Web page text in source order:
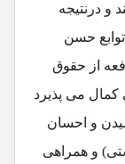
و درنتیجه
حسن
از حقوق
کمال می پذیرد
و احسان
و همراهی